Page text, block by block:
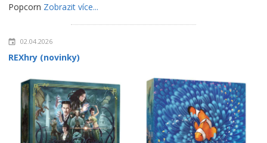
Popcorn Zobrazit více...
02.04.2026
REXhry (novinky)